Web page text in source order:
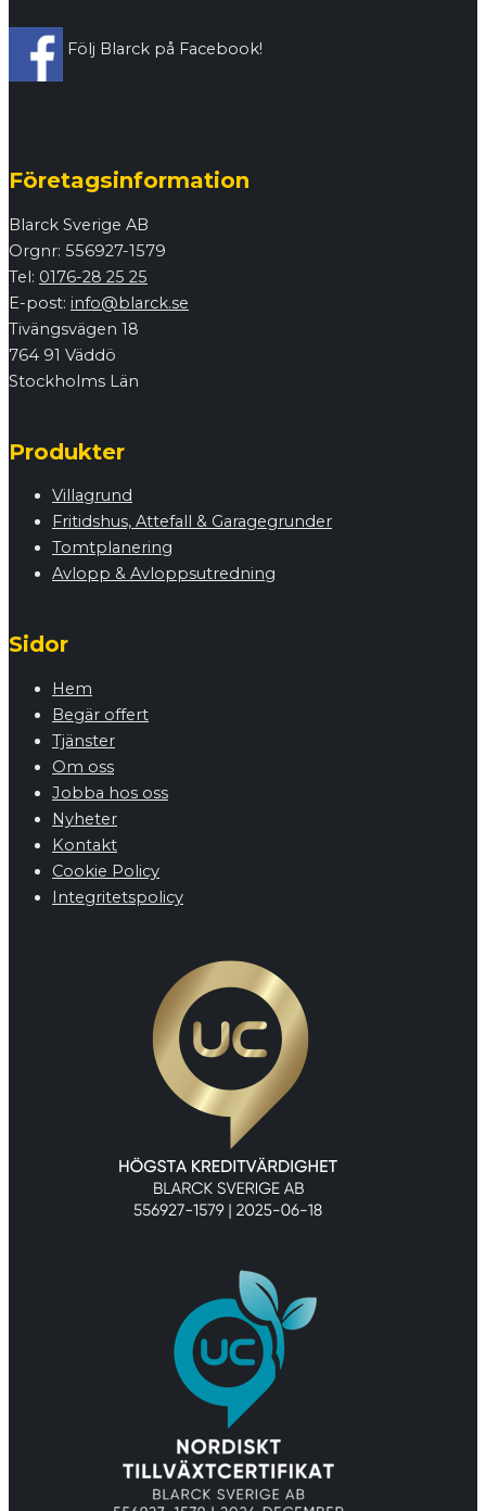
Följ Blarck på Facebook!
Företagsinformation
Blarck Sverige AB
Orgnr: 556927-1579
Tel: 0176-28 25 25
E-post: info@blarck.se
Tivängsvägen 18
764 91 Väddö
Stockholms Län
Produkter
Villagrund
Fritidshus, Attefall & Garagegrunder
Tomtplanering
Avlopp & Avloppsutredning
Sidor
Hem
Begär offert
Tjänster
Om oss
Jobba hos oss
Nyheter
Kontakt
Cookie Policy
Integritetspolicy